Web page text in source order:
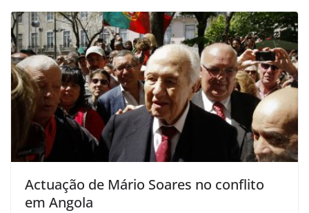
Actuação de Mário Soares no conflito
em Angola